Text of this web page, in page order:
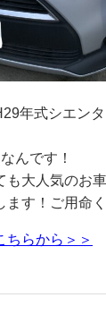
年式シエン
んです！
も大人気のお
す！ご用命く
ちらから＞＞